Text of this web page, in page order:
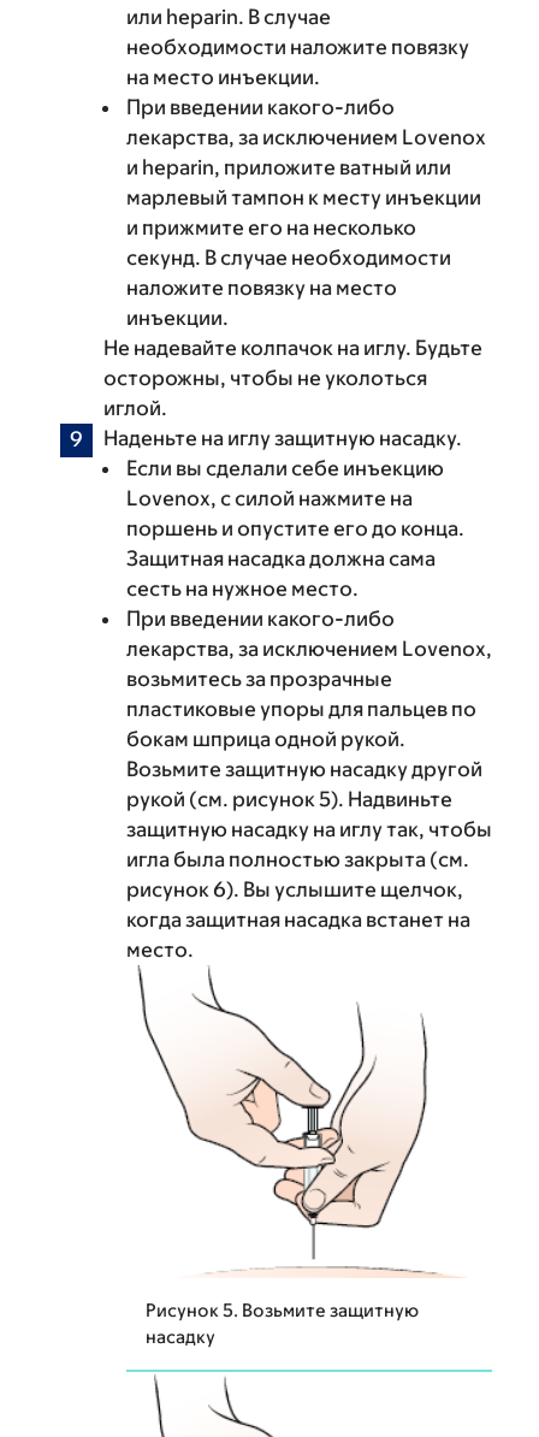
или heparin. В случае
необходимости наложите повязку
на место инъекции.
При введении какого-либо
лекарства, за исключением Lovenox
и heparin, приложите ватный или
марлевый тампон к месту инъекции
и прижмите его на несколько
секунд. В случае необходимости
наложите повязку на место
инъекции.
Не надевайте колпачок на иглу. Будьте
осторожны, чтобы не уколоться
иглой.
Наденьте на иглу защитную насадку.
Если вы сделали себе инъекцию
Lovenox, с силой нажмите на
поршень и опустите его до конца.
Защитная насадка должна сама
сесть на нужное место.
При введении какого-либо
лекарства, за исключением Lovenox,
возьмитесь за прозрачные
пластиковые упоры для пальцев по
бокам шприца одной рукой.
Возьмите защитную насадку другой
рукой (см. рисунок 5). Надвиньте
защитную насадку на иглу так, чтобы
игла была полностью закрыта (см.
рисунок 6). Вы услышите щелчок,
когда защитная насадка встанет на
место.
Рисунок 5. Возьмите защитную
насадку